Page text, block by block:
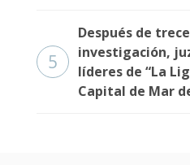
5
Después de
investigación,
líderes de “La
Capital de Mar